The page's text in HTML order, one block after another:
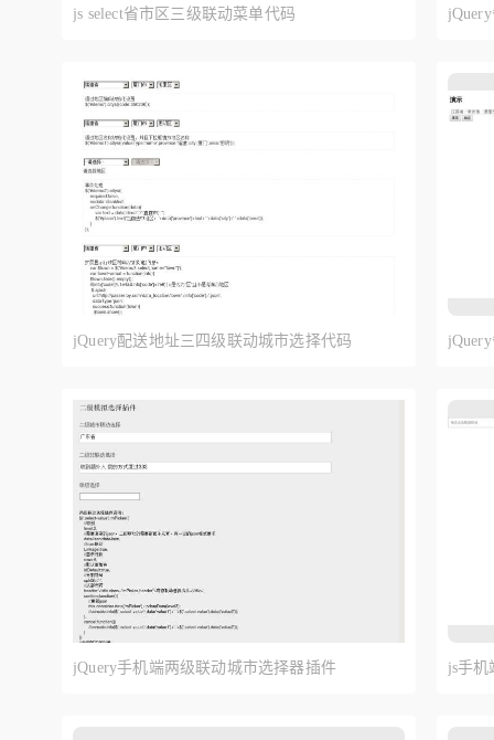
js select省市区三级联动菜单代码
jQuery配送地址三四级联动城市选择代码
jQuery手机端两级联动城市选择器插件 js手